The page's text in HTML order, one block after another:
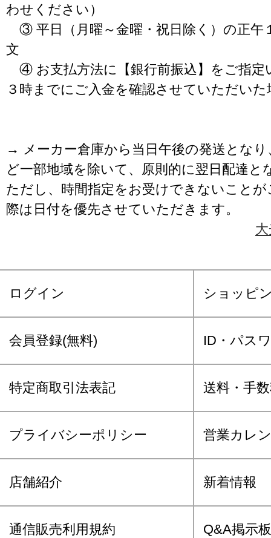
わせください）
③ 平日（月曜～金曜・祝日除く）の正午
文
④ お支払方法に【銀行前振込】をご指定
３時までにご入金を確認させていただいた
→ メーカー倉庫から当日午後の発送となり
ど一部地域を除いて、原則的に翌日配達と
ただし、時間指定をお受けできないこと
際は日付を優先させていただきます。
ログイン ショッピ
会員登録(無料) ID・パス
特定商取引法表記 送料・手
プライバシーポリシー 営業カレ
店舗紹介 新着情報
通信販売利用規約 Q&A掲示板